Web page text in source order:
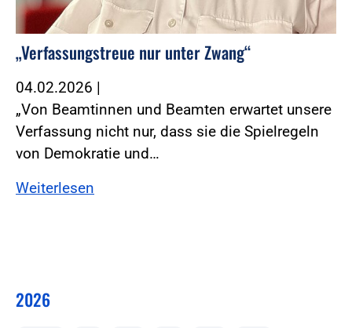
„Verfassungstreue nur unter Zwang“
04.02.2026 |
„Von Beamtinnen und Beamten erwartet unsere
Verfassung nicht nur, dass sie die Spielregeln
von Demokratie und…
Weiterlesen
2026